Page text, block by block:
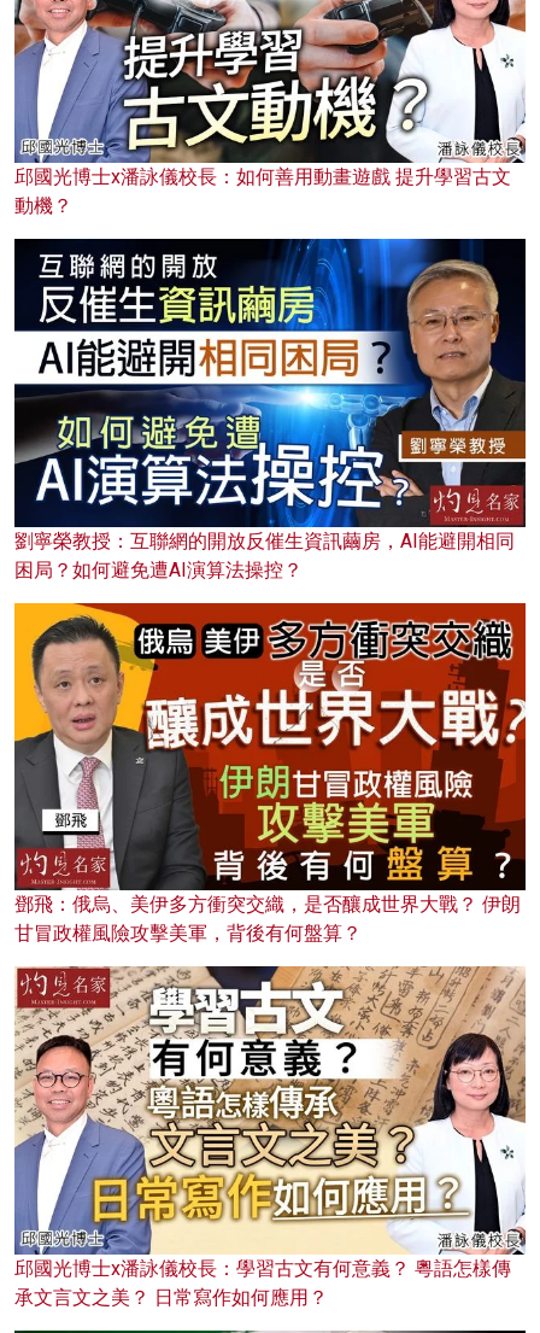
邱國光博士x潘詠儀校長：如何善用動畫遊戲 提升學習古文
動機？
劉寧榮教授：互聯網的開放反催生資訊繭房，AI能避開相同
困局？如何避免遭AI演算法操控？
鄧飛：俄烏、美伊多方衝突交織，是否釀成世界大戰？ 伊朗
甘冒政權風險攻擊美軍，背後有何盤算？
邱國光博士x潘詠儀校長：學習古文有何意義？ 粵語怎樣傳
承文言文之美？ 日常寫作如何應用？